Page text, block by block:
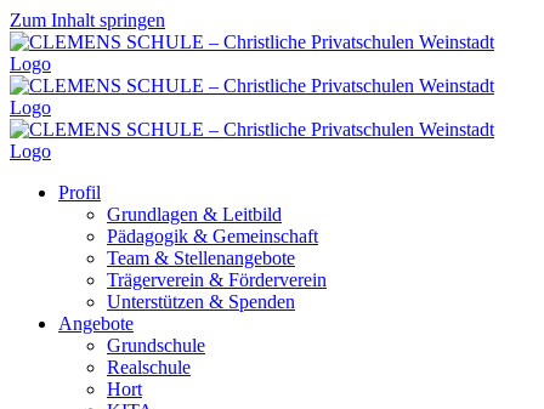
Zum Inhalt springen
Profil
Grundlagen & Leitbild
Pädagogik & Gemeinschaft
Team & Stellenangebote
Trägerverein & Förderverein
Unterstützen & Spenden
Angebote
Grundschule
Realschule
Hort